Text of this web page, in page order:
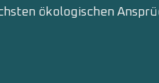
ökologischen